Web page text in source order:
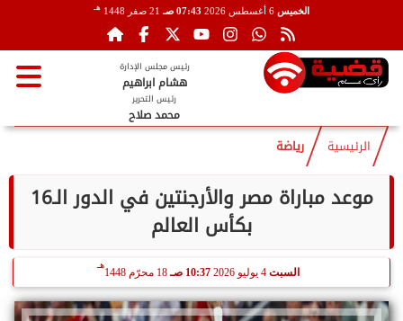
الخميس 07:43 صـ 21 صفر 1448 هـ
رئيس مجلس الإدارة
هشام ابراهيم
رئيس التحرير
محمد صلاح
الرئيسية رياضة
موعد مباراة مصر والأرجنتين في الدور الـ16
بكأس العالم
السبت 4 يوليو 2026 10:37 صـ 18 محرّم 1448
هـ